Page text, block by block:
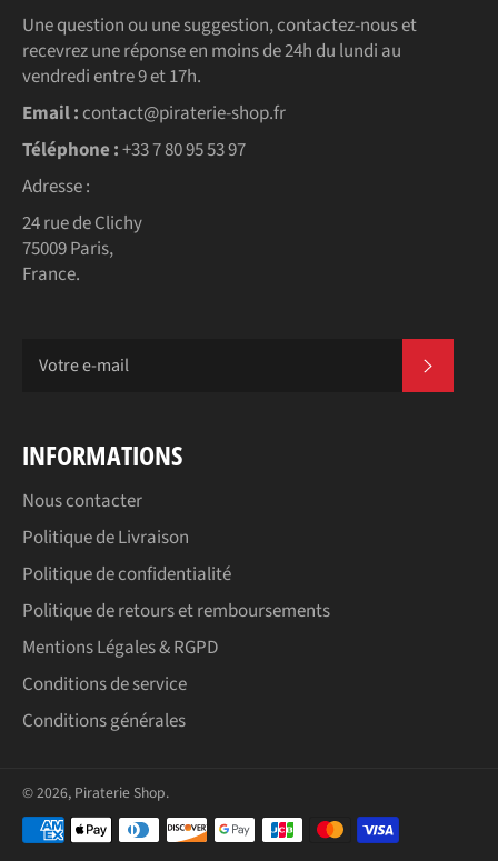
Une question ou une suggestion, contactez-nous et
recevrez une réponse en moins de 24h du lundi au
vendredi entre 9 et 17h.
Email : contact@piraterie-shop.fr
Téléphone :+33 7 80 95 53 97
Adresse :
24 rue de Clichy
75009 Paris,
France.
INFORMATIONS
Nous contacter
Politique de Livraison
Politique de confidentialité
Politique de retours et remboursements
Mentions Légales & RGPD
Conditions de service
Conditions générales
© 2026, Piraterie Shop.
Moyens
de